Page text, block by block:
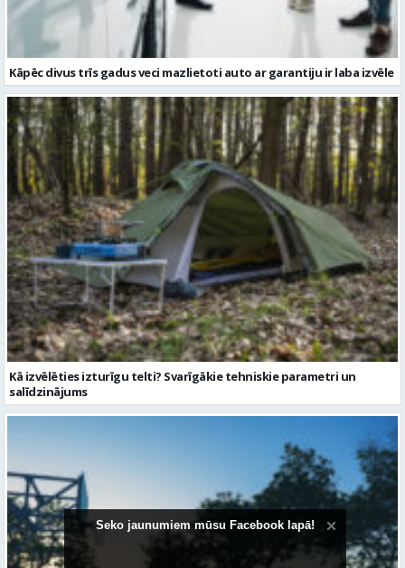
Kā izvēlēties izturīgu telti? Svarīgākie tehniskie parametri un
salīdzinājums
Seko jaunumiem mūsu Facebook lapā!